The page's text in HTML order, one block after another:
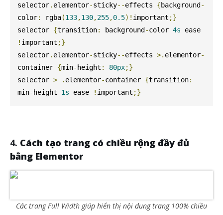
selector. elementor-sticky--effects {background -
color: rgba(133,130,255,0.5)! important ;}
selector {transition: background -color 4s
! important ;}
selector. elementor-sticky--effects >. elementor-
container {min- height : 80px;}
selector > . elementor-container {transition:
min- height 1s ease ! important ;}
Cách tạo trang có chiều rộng đầy đủ
bằng Elementor
Các trang Full Width giúp hiển thị nội dung trang 100% chiều